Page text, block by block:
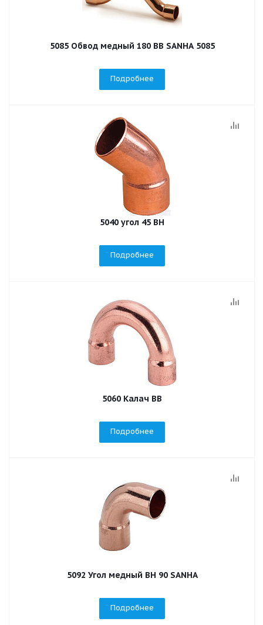
5085 Обвод медный 180 ВВ SANHA 5085
Подробнее
5040 угол 45 ВH
Подробнее
5060 Калач ВВ
Подробнее
5092 Угол медный ВН 90 SANHA
Подробнее